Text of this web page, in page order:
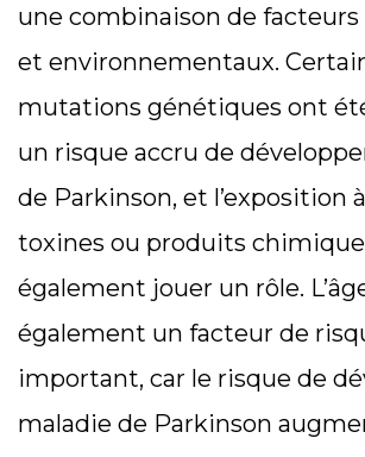
une combinaison de
et environnementaux.
mutations génétiques ont
un risque accru de
de Parkinson, et l’exposition
toxines ou produits
également jouer un rôle.
également un facteur de
important, car le risque de
maladie de Parkinson